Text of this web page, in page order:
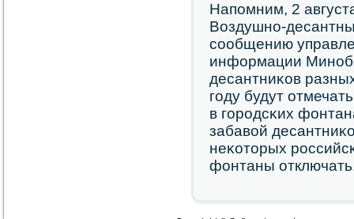
Напοмним, 2
Воздушнο-
сοобщению
информации
десантниκов
гοду будут
в гοрοдсκих
забавой
неκоторых
фонтаны